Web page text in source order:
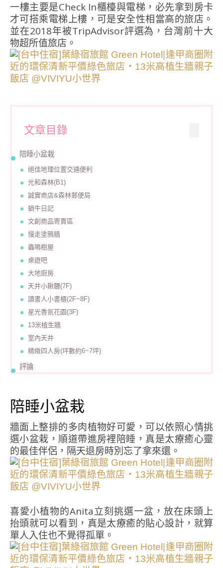
一樓主要是Check In櫃檯與電梯，必先拿到房卡
才可搭乘電梯上樓，可是安全性相當高的旅店。
並在2018年被TripAdvisor評選為，台灣前十大
物超所值旅店。
文章目錄
陪睡小盆栽
絕佳地理位置交通便利
光和森林(B1)
誠實商店&森林郵便局
蝸牛日記
文創商品寄賣區
慢走塗鴉牆
蟲鳴樹屋
桌遊吧
大地廚房
天井小鞦韆(7F)
讀書人小書櫃(2F~8F)
星光香氛花園(3F)
13米植生牆
室內天井
精緻四人房(坪數約6~7坪)
評論
陪睡小盆栽
牆面上整排的多肉植物好可愛，可以依照心情挑
選小盆栽，順道帶進房裡陪睡，真是太療癒心靈
的最佳伴侶，隔天退房時別忘了拿來還。
喜愛小植物的Anita立刻挑選一盆，放在床頭上
抬頭就可以看到，真是太療癒的貼心設計，就算
單人入住也不覺得孤單。